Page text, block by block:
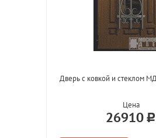
Дверь с ковкой и стеклом
Цена
26910